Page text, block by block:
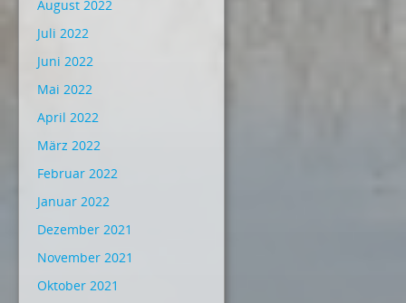
August 2022
Juli 2022
Juni 2022
Mai 2022
April 2022
März 2022
Februar 2022
Januar 2022
Dezember 2021
November 2021
Oktober 2021